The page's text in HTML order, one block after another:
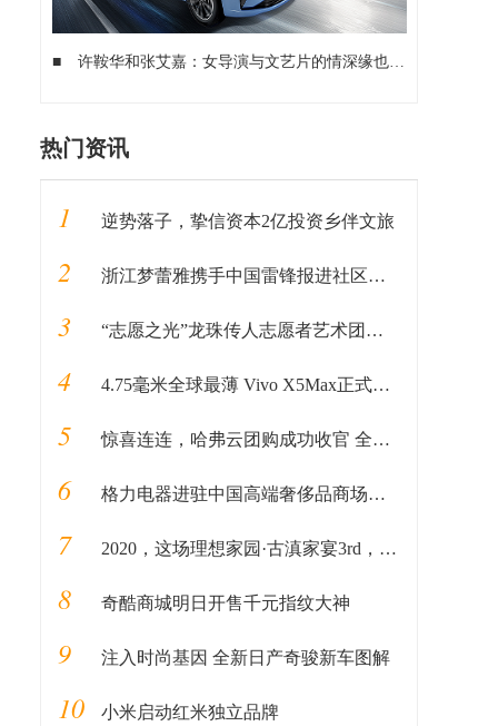
■ 许鞍华和张艾嘉：女导演与文艺片的情深缘也深
热门资讯
1 逆势落子，挚信资本2亿投资乡伴文旅
2 浙江梦蕾雅携手中国雷锋报进社区公益活动
3 “志愿之光”龙珠传人志愿者艺术团启动仪式在京顺利启动
4 4.75毫米全球最薄 Vivo X5Max正式发布
5 惊喜连连，哈弗云团购成功收官 全民掘金计划接踵而至
6 格力电器进驻中国高端奢侈品商场北京SKP，成SKP国产家电第一品牌
7 2020，这场理想家园·古滇家宴3rd，为万物开启家园的新篇章
8 奇酷商城明日开售千元指纹大神
9 注入时尚基因 全新日产奇骏新车图解
10 小米启动红米独立品牌